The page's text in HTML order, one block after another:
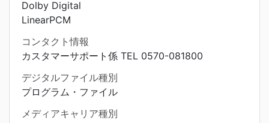
Dolby Digital
LinearPCM
コンタクト情報
カスタマーサポート係 TEL 0570-081800
デジタルファイル種別
プログラム・ファイル
メディアキャリア種別